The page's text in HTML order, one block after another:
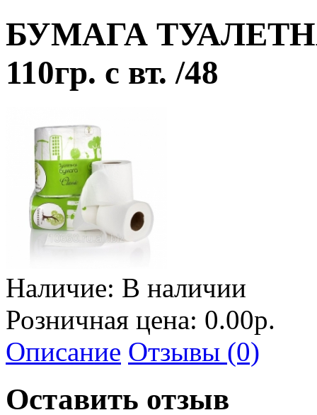
БУМАГА
110гр. с вт. /48
Наличие: В наличии
Розничная цена: 0.00р.
Описание Отзывы (0)
Оставить отзыв